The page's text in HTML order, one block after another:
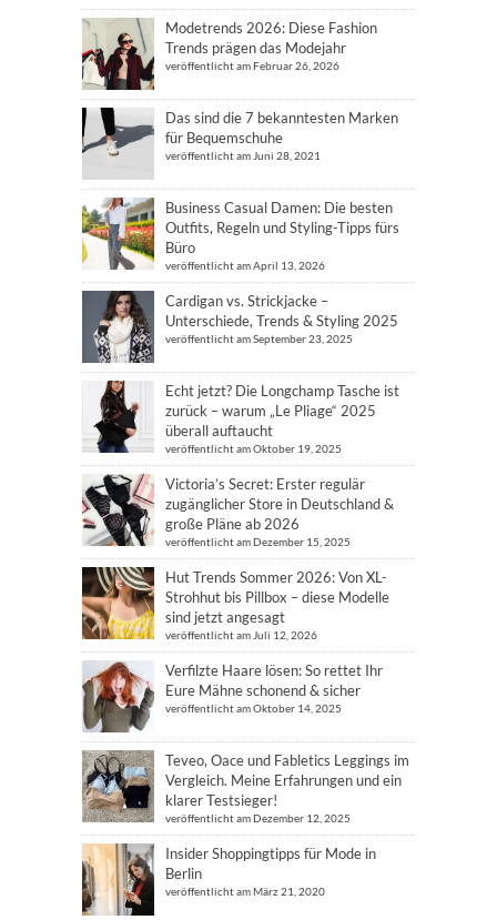
Modetrends 2026: Diese Fashion
Trends prägen das Modejahr
veröffentlicht am Februar 26, 2026
Das sind die 7 bekanntesten Marken
für Bequemschuhe
veröffentlicht am Juni 28, 2021
Business Casual Damen: Die besten
Outfits, Regeln und Styling-Tipps fürs
Büro
veröffentlicht am April 13, 2026
Cardigan vs. Strickjacke –
Unterschiede, Trends & Styling 2025
veröffentlicht am September 23, 2025
Echt jetzt? Die Longchamp Tasche ist
zurück – warum „Le Pliage“ 2025
überall auftaucht
veröffentlicht am Oktober 19, 2025
Victoria’s Secret: Erster regulär
zugänglicher Store in Deutschland &
große Pläne ab 2026
veröffentlicht am Dezember 15, 2025
Hut Trends Sommer 2026: Von XL-
Strohhut bis Pillbox – diese Modelle
sind jetzt angesagt
veröffentlicht am Juli 12, 2026
Verfilzte Haare lösen: So rettet Ihr
Eure Mähne schonend & sicher
veröffentlicht am Oktober 14, 2025
Teveo, Oace und Fabletics Leggings im
Vergleich. Meine Erfahrungen und ein
klarer Testsieger!
veröffentlicht am Dezember 12, 2025
Insider Shoppingtipps für Mode in
Berlin
veröffentlicht am März 21, 2020